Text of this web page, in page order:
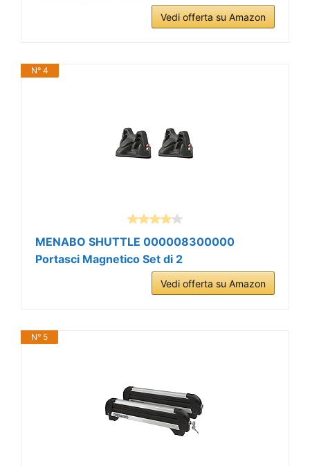
Vedi offerta su Amazon
N° 4
MENABO SHUTTLE 000008300000
Portasci Magnetico Set di 2
Vedi offerta su Amazon
N° 5